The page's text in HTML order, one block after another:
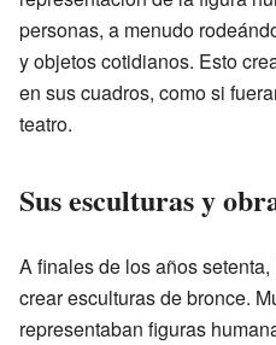
personas, a menudo
y objetos cotidianos. Esto
en sus cuadros, como si
teatro.
Sus esculturas y
A finales de los años
crear esculturas de bronce.
representaban figuras